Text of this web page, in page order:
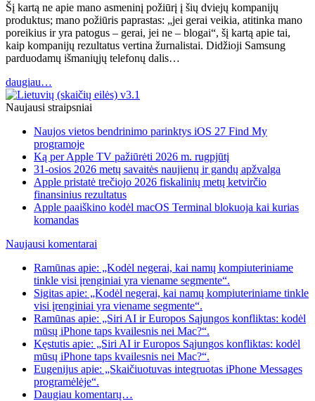
Šį kartą ne apie mano asmeninį požiūrį į šių dviejų kompanijų
produktus; mano požiūris paprastas: „jei gerai veikia, atitinka mano
poreikius ir yra patogus – gerai, jei ne – blogai“, šį kartą apie tai,
kaip kompanijų rezultatus vertina žurnalistai. Didžioji Samsung
parduodamų išmaniųjų telefonų dalis…
daugiau…
Naujausi straipsniai
Naujos vietos bendrinimo parinktys iOS 27 Find My
programoje
Ką per Apple TV pažiūrėti 2026 m. rugpjūtį
31-osios 2026 metų savaitės naujienų ir gandų apžvalga
Apple pristatė trečiojo 2026 fiskalinių metų ketvirčio
finansinius rezultatus
Apple paaiškino kodėl macOS Terminal blokuoja kai kurias
komandas
Naujausi komentarai
Ramūnas apie: „Kodėl negerai, kai namų kompiuteriniame
tinkle visi įrenginiai yra viename segmente“.
Sigitas apie: „Kodėl negerai, kai namų kompiuteriniame tinkle
visi įrenginiai yra viename segmente“.
Ramūnas apie: „Siri AI ir Europos Sąjungos konfliktas: kodėl
mūsų iPhone taps kvailesnis nei Mac?“.
Kęstutis apie: „Siri AI ir Europos Sąjungos konfliktas: kodėl
mūsų iPhone taps kvailesnis nei Mac?“.
Eugenijus apie: „Skaičiuotuvas integruotas iPhone Messages
programėlėje“.
Daugiau komentarų…